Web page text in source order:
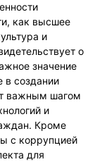
как высшее
и
о
значение
в создании
важным шагом
и
Кроме
с коррупцией
для